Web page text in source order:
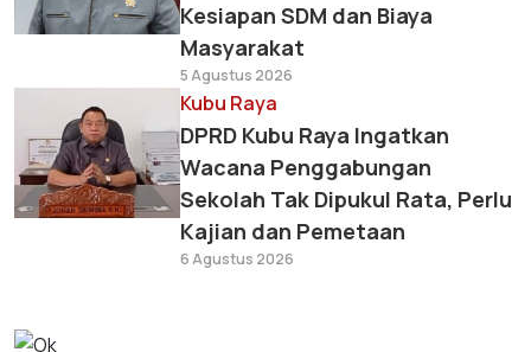
Kesiapan SDM dan Biaya
Masyarakat
5 Agustus 2026
Kubu Raya
DPRD Kubu Raya Ingatkan
Wacana Penggabungan
Sekolah Tak Dipukul Rata, Perlu
Kajian dan Pemetaan
6 Agustus 2026